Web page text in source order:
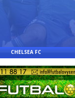
CHELSEA FC